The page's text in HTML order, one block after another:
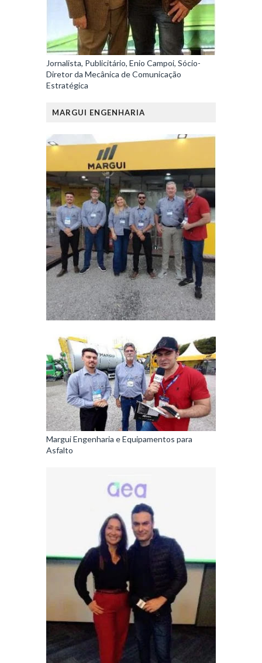
Jornalista, Publicitário, Enio Campoi, Sócio-
Diretor da Mecânica de Comunicação
Estratégica
MARGUI ENGENHARIA
Margui Engenharia e Equipamentos para
Asfalto